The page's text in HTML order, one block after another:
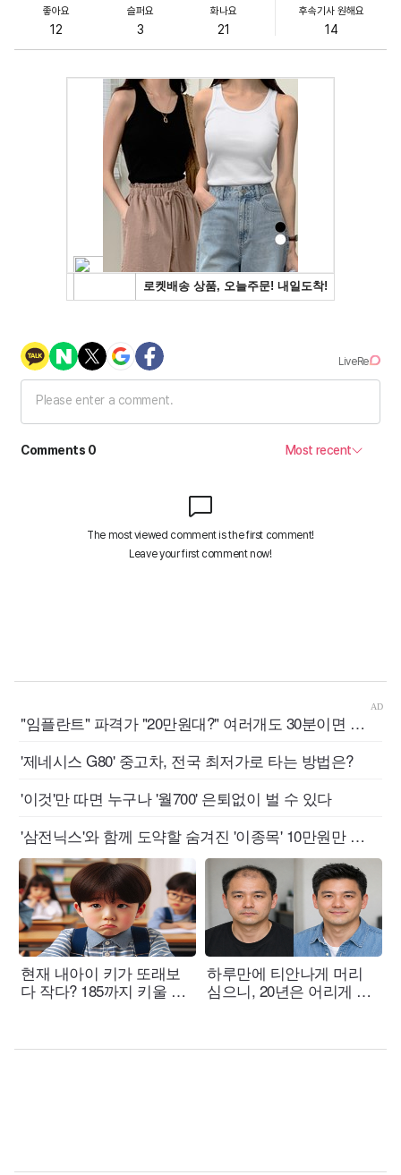
좋아요
12
슬퍼요
3
화나요
21
후속기사 원해요
14